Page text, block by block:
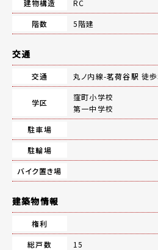
建物構造
RC
階数
5階建
交通
交通 丸ノ内線-茗荷谷駅 徒
学区
窪町小学校
第一中学校
駐車場
駐輪場
バイク置き場
建築物情報
権利
総戸数
15